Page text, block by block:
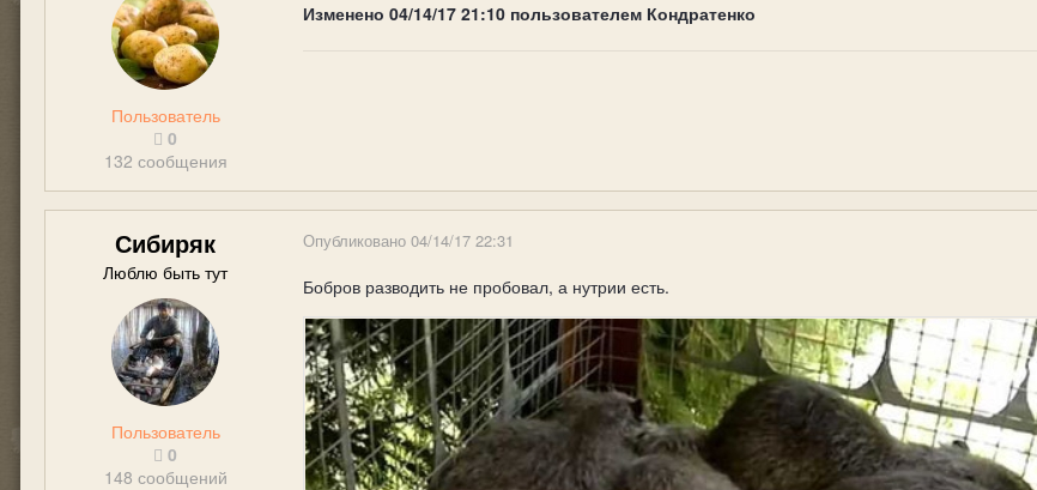
Пользователь
0
132 сообщения
Изменено 04/14/17 21:10 пользователем Кондратенко
Сибиряк
Люблю быть тут
Пользователь
0
148 сообщений
Опубликовано 04/14/17 22:31
Бобров разводить не пробовал, а нутрии есть.